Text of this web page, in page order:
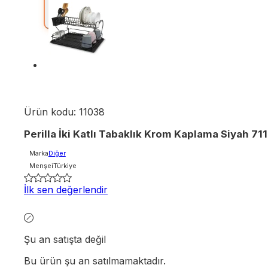
Ürün kodu: 11038
Perilla İki Katlı Tabaklık Krom Kaplama Siyah
MarkaDiğer
MenşeiTürkiye
İlk sen değerlendir
Şu an satışta değil
Bu ürün şu an satılmamaktadır.